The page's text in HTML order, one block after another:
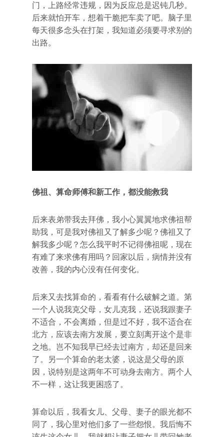
门，上路经常违规，因为反应总是迟钝几秒。
后来就怕开车，想着干脆把车卖了吧。脑子里
每天很多念头在打架，我知道必须要寻求别的
出路。
佛祖、算命师傅和新工作，都没能救我
后来表弟带我去拜佛，我小心翼翼地求佛祖帮
助我，可是我对佛祖又了解多少呢？佛祖又了
解我多少呢？怎么我平时不记得佛祖呢，现在
有难了来求佛有用吗？回家以后，病情并没有
改善，我的内心没有任何变化。
后来又去找算命的，看看有什么破解之道。第
一个人说我克父母，女儿克我，还说我跟妻子
不适合，不会离婚，但是过不好，我不适合在
北方，应该去南方发展，要立刻离开这个是非
之地。岂不知我早已经去过南方，却还是回来
了。另一个算命的老太婆，说这是父母的原
因，说特别是这两年不可动身去南方。两个人
不一样，这让我更困惑了。
算命以后，我看女儿、父母、妻子的眼光都不
同了，我心里对他们多了一些怨恨。我后悔不